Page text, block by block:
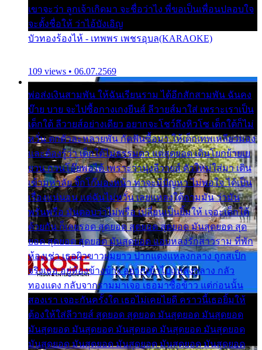
เขาจะว่า ลูกเจ้าเกิดมา จะชื่อว่าไง พี่ขอเป็นเพื่อนปลอบใจ
จะตั้งชื่อให้ ว่าไอ้บังเอิญ
บัวทองร้องไห้ - เทพพร เพชรอุบล(KARAOKE)
109 views • 06.07.2569
พ่อส่งเงินสามพัน ให้ฉันเรียนราม ได้อีกสักสามพัน ฉันคง
บ๊าย บาย จะไปซื้อกางเกงยีนส์ ลีวายส์มาใส่ เพราะเราเป็น
เด็กใต้ ลีวายส์อย่างเดียว อยากจะโชว์ถึงหิวโซ เด็กใต้ก็ไม่
หวั่น ตกตัวละหลายพัน กัดฟันซื้อมา ให้เด็กเทพเหลียวมอง
และต้องรู้ว่า เด็กใต้ไม่ธรรมดา แต่สุดยอด เดินโยกย้ายเย
ยวน กวนโอ๊ยพอได้ เพราะว่านุ่งลีวายส์ ตัวใหม่ใส่มา เดิน
เข้ามหาลัย จิ๊กโก๊มองหน้า ท่าจะมีปัญหา ไม่พอใจ ได้เป็น
เรื่องแน่นอน แต่ฉันไม่หวั่น เลยแหลงใต้ถามมัน ว่ามัน
พรั่นพรือ มันตอบว่าไม่พรื่อ เปลี่ยนเป็นยิ้มให้ เจอะเด็กใต้
ด้วยกัน ก็เลยรอด สุดยอด สุดยอด สุดยอด มันสุดยอด สุด
ยอด สุดยอด สุดยอด มันสุดยอด แอบหลงรักสาวราม ที่พัก
ห้องเช่า เธอผิวขาวผมยาว ปากแดงแหลงกลาง ถูกสเป็ก
จริงเธอ อยู่ห้องข้างข้าง อยากเข้าไปแหลงกลาง กลัว
ทองแดง กลับจากรามมาเจอ เธอมาซื้อข้าว แต่ก่อนนั้น
สองเรา เจอะกันครั้งใด เธอไม่เคยไยดี คราวนี้เธอยิ้มให้
ต้องให้ใส่ลีวายส์ สุดยอด สุดยอด มันสุดยอด มันสุดยอด
มันสุดยอด มันสุดยอด มันสุดยอด มันสุดยอด มันสุดยอด
มันสุดยอด มันสุดยอด มันสุดยอด มันสุดยอด มันสุดยอด